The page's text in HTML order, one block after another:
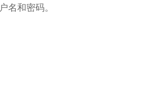
下载排名
名和密码。